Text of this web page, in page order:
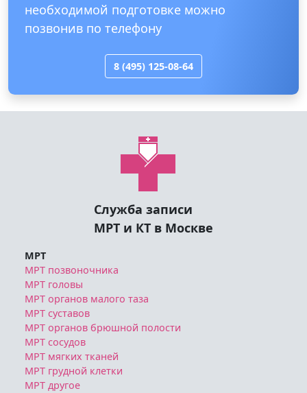
необходимой подготовке можно
позвонив по телефону
8 (495) 125-08-64
Служба записи
МРТ и КТ в Москве
МРТ
МРТ позвоночника
МРТ головы
МРТ органов малого таза
МРТ суставов
МРТ органов брюшной полости
МРТ сосудов
МРТ мягких тканей
МРТ грудной клетки
МРТ другое